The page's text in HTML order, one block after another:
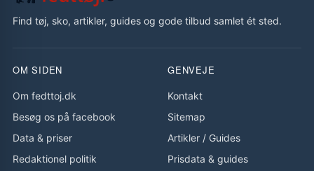
Find tøj, sko, artikler, guides og gode tilbud samlet ét sted.
OM SIDEN
Om fedttoj.dk
Besøg os på facebook
Data & priser
Redaktionel politik
GENVEJE
Kontakt
Sitemap
Artikler / Guides
Prisdata & guides